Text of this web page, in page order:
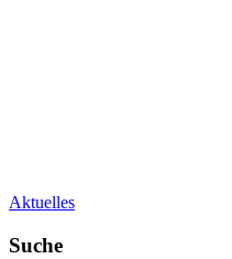
Aktuelles
Suche